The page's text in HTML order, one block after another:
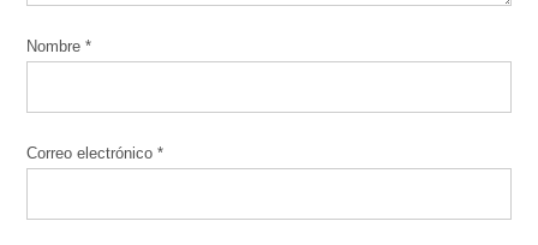
Nombre*
Correo electrónico*